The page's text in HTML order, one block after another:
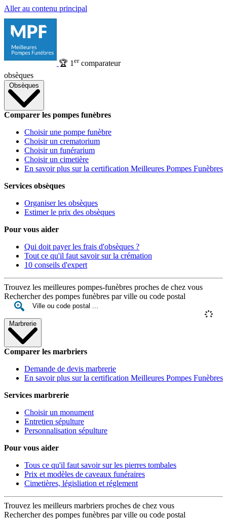
Aller au contenu principal
🏆 1 ercomparateur
obsèques
Obsèques
Comparer les pompes funèbres
Choisir une pompe funèbre
Choisir un crematorium
Choisir un funérarium
Choisir un cimetière
En savoir plus sur la certification Meilleures Pompes Funèbres
Services obsèques
Organiser les obsèques
Estimer le prix des obsèques
Pour vous aider
Qui doit payer les frais d'obsèques ?
Tout ce qu'il faut savoir sur la crémation
10 conseils d'expert
Trouvez les meilleures pompes-funèbres proches de chez vous
Rechercher des pompes funèbres par ville ou code postal
Marbrerie
Comparer les marbriers
Demande de devis marbrerie
En savoir plus sur la certification Meilleures Pompes Funèbres
Services marbrerie
Choisir un monument
Entretien sépulture
Personnalisation sépulture
Pour vous aider
Tous ce qu'il faut savoir sur les pierres tombales
Prix et modèles de caveaux funéraires
Cimetières, législiation et réglement
Trouvez les meilleurs marbriers proches de chez vous
Rechercher des pompes funèbres par ville ou code postal